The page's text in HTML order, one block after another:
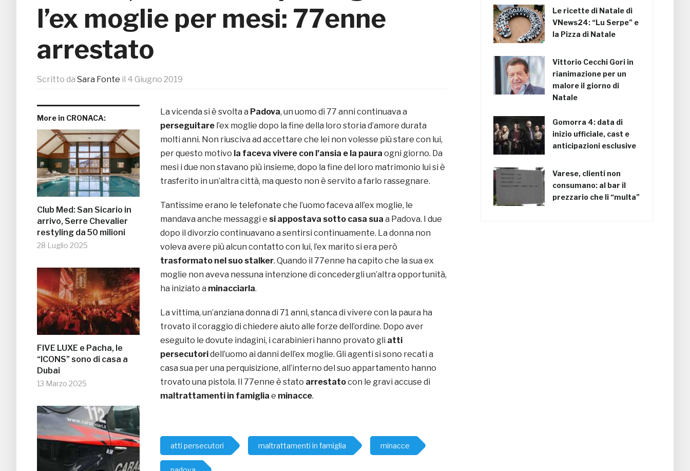
l’ex moglie per mesi: 77enne
arrestato
Scritto da Sara Fonte il 4 Giugno 2019
More in CRONACA:
Club Med: San Sicario in
arrivo, Serre Chevalier
restyling da 50 milioni
28 Luglio 2025
FIVE LUXE e Pacha, le
“ICONS” sono di casa a
Dubai
13 Marzo 2025
La vicenda si è svolta a Padova, un uomo di 77 anni continuava a
perseguitare l’ex moglie dopo la fine della loro storia d’amore durata
molti anni. Non riusciva ad accettare che lei non volesse più stare con lui,
per questo motivo la faceva vivere con l’ansia e la paura ogni giorno. Da
mesi i due non stavano più insieme, dopo la fine del loro matrimonio lui si è
trasferito in un’altra città, ma questo non è servito a farlo rassegnare.
Tantissime erano le telefonate che l’uomo faceva all’ex moglie, le
mandava anche messaggi e si appostava sotto casa sua a Padova. I due
dopo il divorzio continuavano a sentirsi continuamente. La donna non
voleva avere più alcun contatto con lui, l’ex marito si era però
trasformato nel suo stalker. Quando il 77enne ha capito che la sua ex
moglie non aveva nessuna intenzione di concedergli un’altra opportunità,
ha iniziato a minacciarla.
La vittima, un’anziana donna di 71 anni, stanca di vivere con la paura ha
trovato il coraggio di chiedere aiuto alle forze dell’ordine. Dopo aver
eseguito le dovute indagini, i carabinieri hanno provato gli atti
persecutoridell’uomo ai danni dell’ex moglie. Gli agenti si sono recati a
casa sua per una perquisizione, all’interno del suo appartamento hanno
trovato una pistola. Il 77enne è stato arrestatocon le gravi accuse di
maltrattamenti in famiglia e minacce.
atti persecutori maltrattamenti in famiglia minacce
Le ricette di Natale di
VNews24: “Lu Serpe” e
la Pizza di Natale
Vittorio Cecchi Gori in
rianimazione per un
malore il giorno di
Natale
Gomorra 4: data di
inizio ufficiale, cast e
anticipazioni esclusive
Varese, clienti non
consumano: al bar il
prezzario che li “multa”